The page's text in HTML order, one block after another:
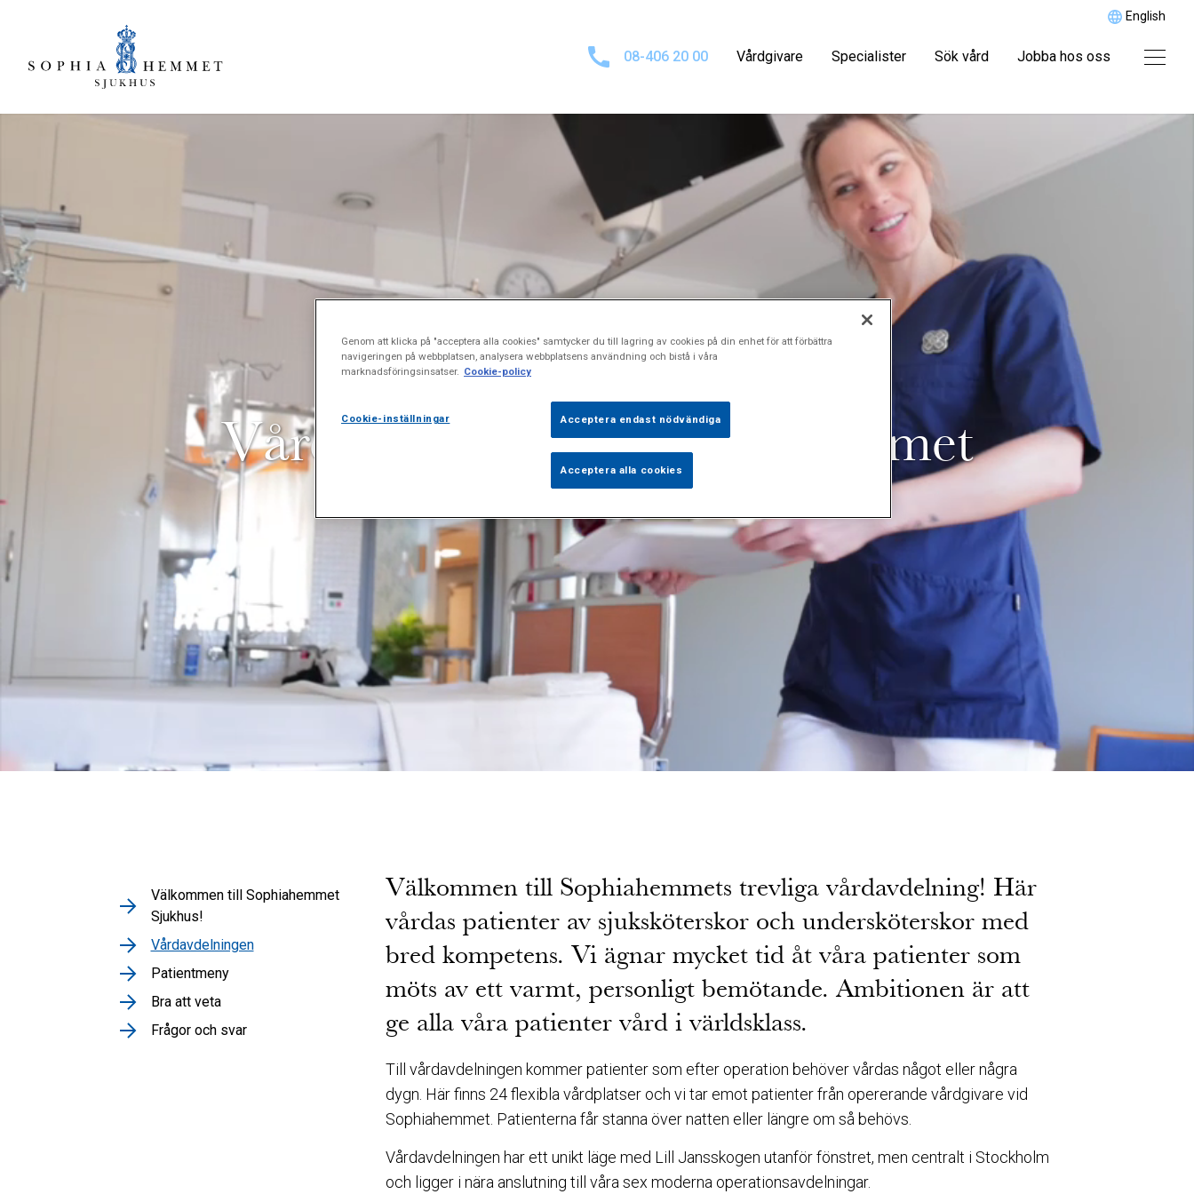
English
08-406 20 00 Vårdgivare Specialister Sök vård Jobba hos oss
Vårdavdelningen Sophiahemmet
Välkommen till Sophiahemmet
Sjukhus!
Vårdavdelningen
Patientmeny
Bra att veta
Frågor och svar
Välkommen till Sophiahemmets trevliga vårdavdelning! Här
vårdas patienter av sjuksköterskor och undersköterskor med
bred kompetens. Vi ägnar mycket tid åt våra patienter som
möts av ett varmt, personligt bemötande. Ambitionen är att
ge alla våra patienter vård i världsklass.
Till vårdavdelningen kommer patienter som efter operation behöver vårdas något eller några
dygn. Här finns 24 flexibla vårdplatser och vi tar emot patienter från opererande vårdgivare vid
Sophiahemmet. Patienterna får stanna över natten eller längre om så behövs.
Vårdavdelningen har ett unikt läge med Lill Jansskogen utanför fönstret, men centralt i Stockholm
och ligger i nära anslutning till våra sex moderna operationsavdelningar.
Genom att klicka på "acceptera alla cookies" samtycker du till lagring av cookies på din enhet för att förbättra
navigeringen på webbplatsen, analysera webbplatsens användning och bistå i våra
marknadsföringsinsatser. Cookie-policy
Cookie-inställningar Acceptera endast nödvändiga
Acceptera alla cookies